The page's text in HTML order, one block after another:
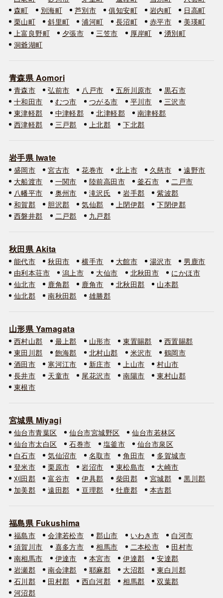
森町
別海町 芦別市 俱知安町 岩内町
日高町
栗山町
斜里町 浦河町 長沼町 赤平市
美瑛町
上富良野町
夕張市 三笠市 厚岸町
湧別町
洞爺湖町
青森県 Aomori
青森市 弘前市 八戸市 五所川原市
黒石市
十和田市
むつ市 つがる市 平川市
三沢市
東津軽郡
中津軽郡 北津軽郡
南津軽郡
西津軽郡
三戸郡 上北郡 下北郡
岩手県 Iwate
盛岡市 宮古市 花巻市 北上市 久慈市
遠野市
大船渡市
一関市 陸前高田市 釜石市
二戸市
八幡平市
奥州市 滝沢氏 岩手郡
紫波郡
和賀郡
胆沢郡 気仙郡 上閉伊郡
下閉伊郡
西磐井郡
二戸郡 九戸郡
秋田県 Akita
能代市 秋田市 横手市 大館市 湯沢市
男鹿市
由利本荘市
潟上市 大仙市 北秋田市
にかほ市
仙北市
鹿角郡 鹿角市 北秋田郡
山本郡
仙北郡
南秋田郡 雄勝郡
山形県 Yamagata
西村山郡 最上郡 山形市 東置賜郡
西置賜郡
東田川郡
飽海郡 北村山郡 米沢市
鶴岡市
酒田市
寒河江市 新庄市 上山市
村山市
長井市
天童市 尾花沢市 南陽市
東村山郡
東根市
宮城県 Miyagi
仙台市青葉区 仙台市宮城野区
仙台市若林区
仙台市太白区
石巻市 塩釜市
仙台市泉区
白石市
気仙沼市 名取市 角田市
多賀城市
登米市
栗原市 岩沼市 東松島市
大崎市
刈田郡
富谷市 伊具郡 柴田郡 宮城郡
黒川郡
加美郡
遠田郡 亘理郡 牡鹿郡 本吉郡
福島県 Fukushima
福島市 会津若松市 郡山市 いわき市
白河市
須賀川市
喜多方市 相馬市 二本松市
田村市
南相馬市
伊達市 本宮市 伊達郡
安達郡
岩瀬郡
南会津郡 耶麻郡 大沼郡
東白川郡
石川郡
田村郡 西白河郡 相馬郡
双葉郡
河沼郡